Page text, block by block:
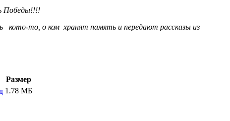
Победы!!!!
то, о ком хранят память и передают рассказы из
Размер
1.78 МБ